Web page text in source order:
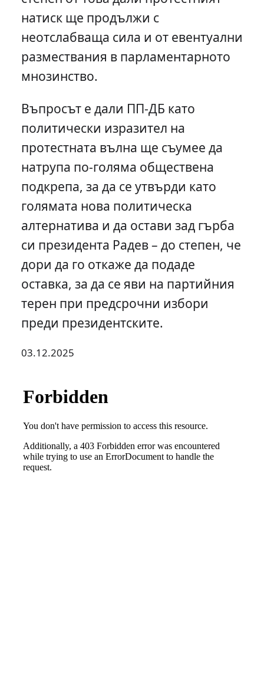
натиск ще продължи с
неотслабваща сила и от евентуални
размествания в парламентарното
мнозинство.
Въпросът е дали ПП-ДБ като
политически изразител на
протестната вълна ще съумее да
натрупа по-голяма обществена
подкрепа, за да се утвърди като
голямата нова политическа
алтернатива и да остави зад гърба
си президента Радев – до степен, че
дори да го откаже да подаде
оставка, за да се яви на партийния
терен при предсрочни избори
преди президентските.
03.12.2025